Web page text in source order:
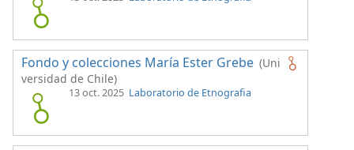
Fondo y colecciones María Ester Grebe (Uni
versidad de Chile)
13 oct. 2025 Laboratorio de Etnografia